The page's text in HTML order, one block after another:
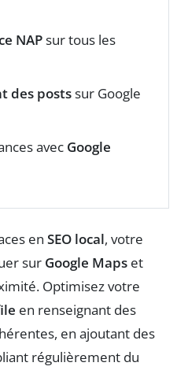
NAPsur tous les
des postssur Google
avec Google
en SEO local, votre
sur Google Maps et
Optimisez votre
en renseignant des
en ajoutant des
régulièrement du